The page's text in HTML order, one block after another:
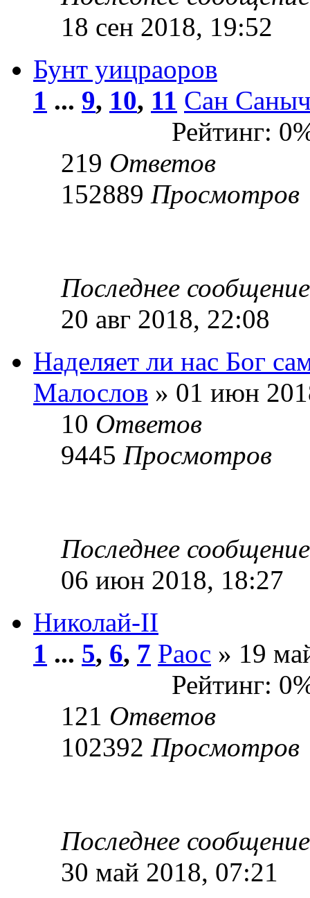
18 сен 2018, 19:52
Бунт уицраоров
1 ... 9, 10, 11 Сан
Рейтинг:
219 Ответов
152889 Просмотров
Последнее
20 авг 2018, 22:08
Наделяет ли нас Бог
Малослов » 01 июн
10 Ответов
9445 Просмотров
Последнее
06 июн 2018, 18:27
Николай-II
1 ... 5, 6, 7 Раос » 19
Рейтинг:
121 Ответов
102392 Просмотров
Последнее
30 май 2018, 07:21